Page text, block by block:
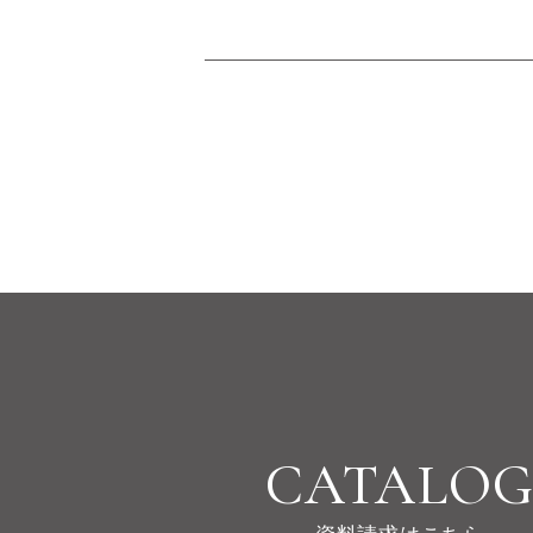
CATALOG